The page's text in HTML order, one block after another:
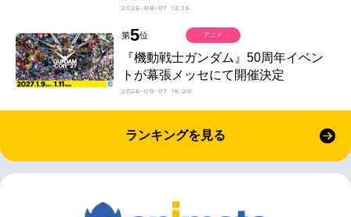
2026-08-07 12:15
第5位
『機動戦士ガンダム』50周年イベン
トが幕張メッセにて開催決定
2026-08-07 16:20
アニメ
ランキングを見る